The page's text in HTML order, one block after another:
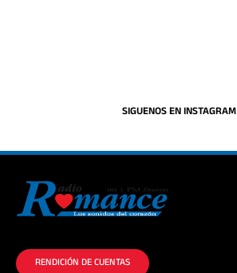
SIGUENOS EN INSTAGRAM
RENDICIÓN DE CUENTAS